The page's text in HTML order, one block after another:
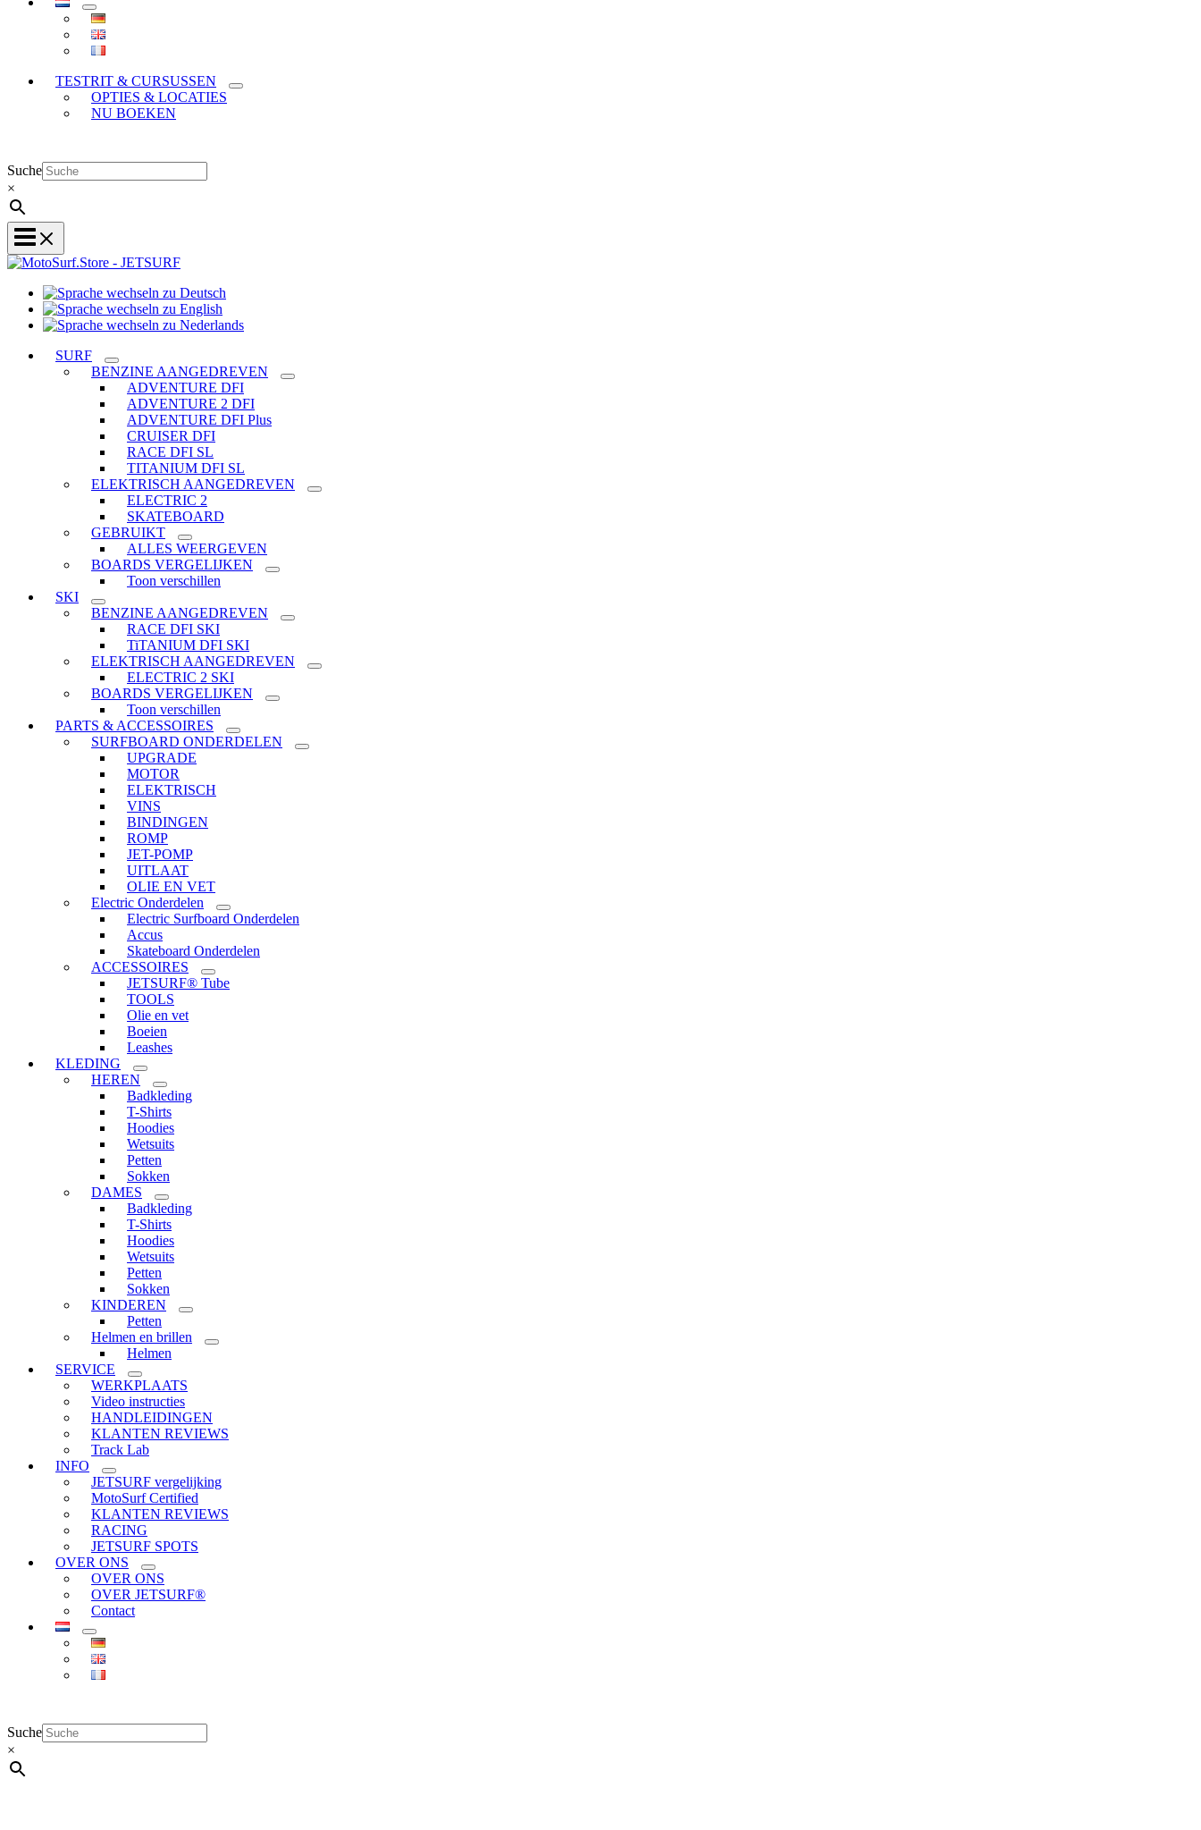
TESTRIT & CURSUSSEN
OPTIES & LOCATIES
NU BOEKEN
Suche
×
zu
wechseln
Sprache
Nederlands
SURF
BENZINE AANGEDREVEN
ADVENTURE DFI
ADVENTURE 2 DFI
ADVENTURE DFI Plus
CRUISER DFI
RACE DFI SL
TITANIUM DFI SL
ELEKTRISCH AANGEDREVEN
ELECTRIC 2
SKATEBOARD
GEBRUIKT
ALLES WEERGEVEN
BOARDS VERGELIJKEN
Toon verschillen
SKI
BENZINE AANGEDREVEN
RACE DFI SKI
TiTANIUM DFI SKI
ELEKTRISCH AANGEDREVEN
ELECTRIC 2 SKI
BOARDS VERGELIJKEN
Toon verschillen
PARTS & ACCESSOIRES
SURFBOARD ONDERDELEN
UPGRADE
MOTOR
ELEKTRISCH
VINS
BINDINGEN
ROMP
JET-POMP
UITLAAT
OLIE EN VET
Electric Onderdelen
Electric Surfboard Onderdelen
Accus
Skateboard Onderdelen
ACCESSOIRES
JETSURF® Tube
TOOLS
Olie en vet
Boeien
Leashes
KLEDING
HEREN
Badkleding
T-Shirts
Hoodies
Wetsuits
Petten
Sokken
DAMES
Badkleding
T-Shirts
Hoodies
Wetsuits
Petten
Sokken
KINDEREN
Petten
Helmen en brillen
Helmen
SERVICE
WERKPLAATS
Video instructies
HANDLEIDINGEN
KLANTEN REVIEWS
Track Lab
INFO
JETSURF vergelijking
MotoSurf Certified
KLANTEN REVIEWS
RACING
JETSURF SPOTS
OVER ONS
OVER ONS
OVER JETSURF®
Contact
Suche
×